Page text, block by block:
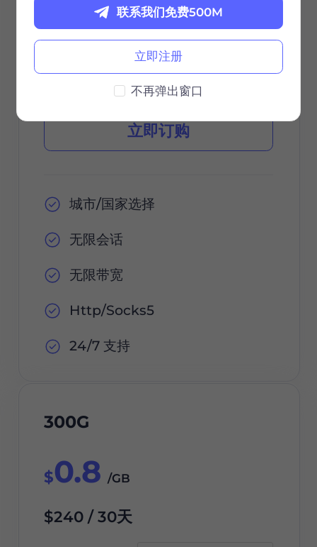
$85 / 30天
立即订购
城市/国家选择
无限会话
无限带宽
Http/Socks5
24/7 支持
300G
$0.8 /GB
$240 / 30天
立即注册
联系我们免费500M
不再弹出窗口